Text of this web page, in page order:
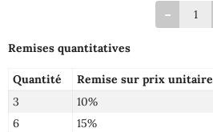
Remises quantitatives
Quantité Remise sur prix unitaire
3
10%
6
15%